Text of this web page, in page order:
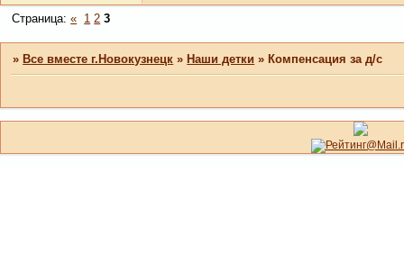
Страница:« 1 2 3
» Все вместе г.Новокузнецк » Наши детки » Компенсация за д/с